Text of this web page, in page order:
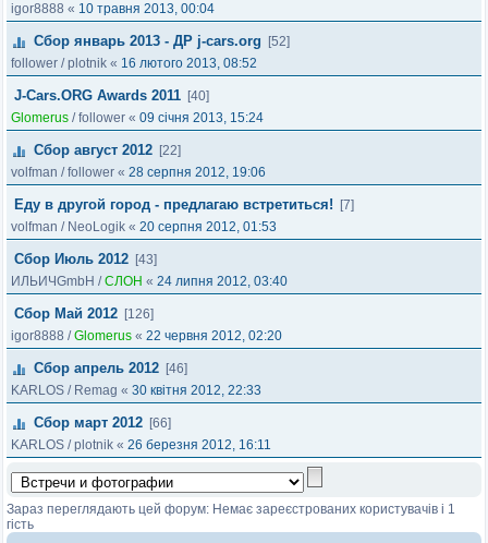
igor8888 « 10 травня 2013, 00:04
Сбор январь 2013 - ДР j-cars.org
[52]
follower /plotnik « 16 лютого 2013, 08:52
J-Cars.ORG Awards 2011 [40]
Glomerus /follower « 09 січня 2013, 15:24
Сбор август 2012 [22]
volfman /follower « 28 серпня 2012, 19:06
Еду в другой город - предлагаю встретиться!
[7]
volfman / NeoLogik « 20 серпня 2012, 01:53
Сбор Июль 2012 [43]
ИЛЬИЧGmbH /СЛОН « 24 липня 2012, 03:40
Сбор Май 2012 [126]
igor8888 /Glomerus « 22 червня 2012, 02:20
Сбор апрель 2012 [46]
KARLOS / Remag « 30 квітня 2012, 22:33
Сбор март 2012 [66]
KARLOS /plotnik « 26 березня 2012, 16:11
Зараз переглядають цей форум: Немає зареєстрованих користувачів і 1
гість